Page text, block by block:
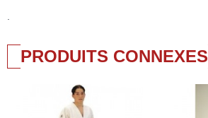
PRODUITS CONNEXES